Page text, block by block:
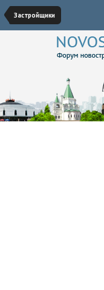
Застройщики